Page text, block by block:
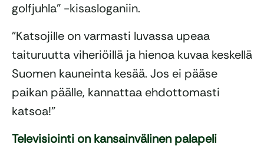
golfjuhla” -kisasloganiin.
”Katsojille on varmasti luvassa upeaa
taituruutta viheriöillä ja hienoa kuvaa keskellä
Suomen kauneinta kesää. Jos ei pääse
paikan päälle, kannattaa ehdottomasti
katsoa!”
Televisiointi on kansainvälinen palapeli